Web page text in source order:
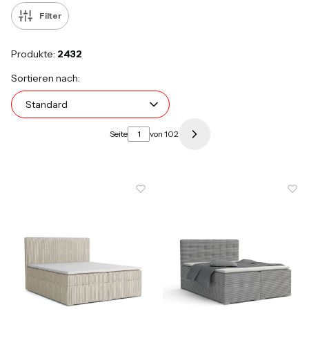
Filter
Produkte: 2432
Produktliste
Sortieren nach:
Standard
Seite von 102 Nächste Produkte